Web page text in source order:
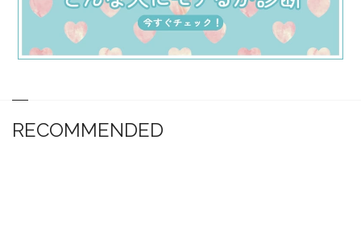
RECOMMENDED